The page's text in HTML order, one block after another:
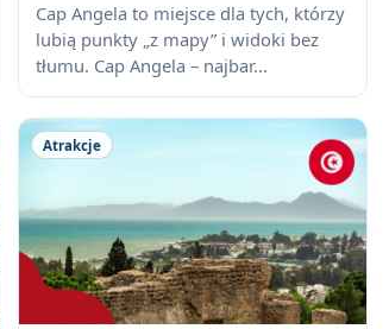
Cap Angela to miejsce dla tych, którzy
lubią punkty „z mapy” i widoki bez
tłumu. Cap Angela – najbar...
Atrakcje